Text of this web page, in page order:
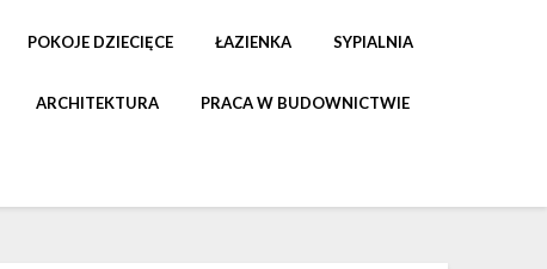
POKOJE DZIECIĘCE ŁAZIENKA SYPIALNIA
ARCHITEKTURA PRACA W BUDOWNICTWIE